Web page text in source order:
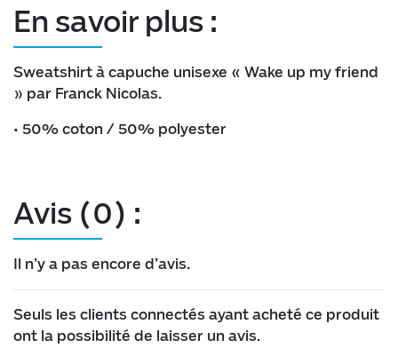
En savoir plus :
Sweatshirt à capuche unisexe « Wake up my friend
» par Franck Nicolas.
• 50% coton / 50% polyester
Avis (0) :
Il n’y a pas encore d’avis.
Seuls les clients connectés ayant acheté ce produit
ont la possibilité de laisser un avis.